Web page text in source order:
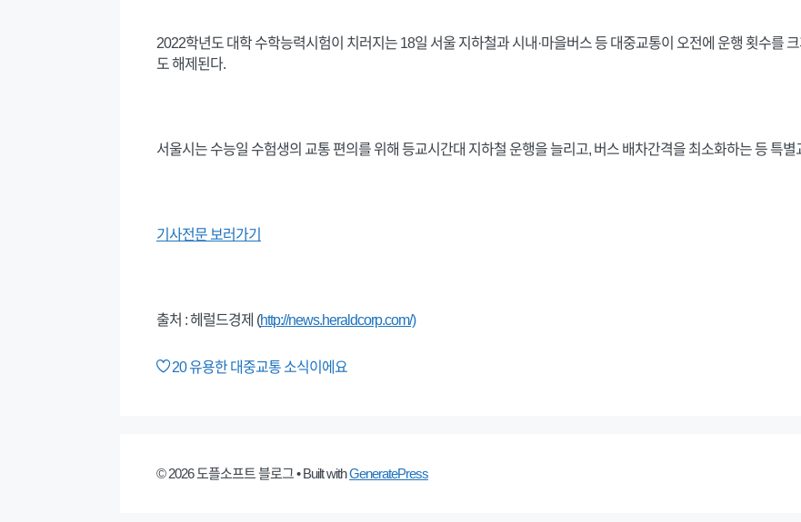
2022학년도 대학 수학능력시험이 치러지는 18일 서울 지하철과 시내·마을버스 등 대중교통이 오전에 운행 횟수를
도 해제된다.
서울시는 수능일 수험생의 교통 편의를 위해 등교시간대 지하철 운행을 늘리고, 버스 배차간격을 최소화하는 등 특
기사전문 보러가기
출처 : 헤럴드경제 (http://news.heraldcorp.com/)
20유용한 대중교통 소식이에요
© 2026 도플소프트 블로그• Built withGeneratePress